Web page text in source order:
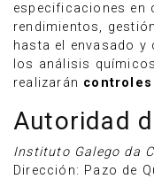
especificaciones en
rendimientos,
hasta el envasado y
los análisis
realizarán
Autoridad
Instituto Galego da
Dirección: Pazo de